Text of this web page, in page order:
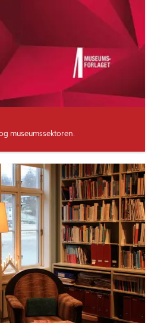
museumssektoren.